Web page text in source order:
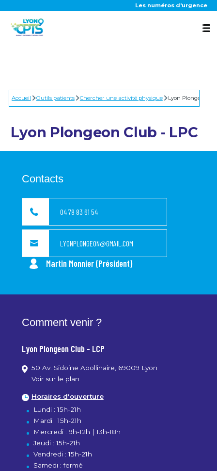
Les numéros d'urgence
Nos actions
Outils patients
Agenda
Accueil Outils patients Chercher une activité physique Lyon Plongeon
Lyon Plongeon Club - LPC
Contacts
04 78 83 61 54
LYONPLONGEON@GMAIL.COM
Martin Monnier (Président)
Comment venir ?
Lyon Plongeon Club - LCP
50 Av. Sidoine Apollinaire, 69009 Lyon
Voir sur le plan
Horaires d'ouverture
Lundi : 15h-21h
Mardi : 15h-21h
Mercredi : 9h-12h | 13h-18h
Jeudi : 15h-21h
Vendredi : 15h-21h
Samedi : fermé